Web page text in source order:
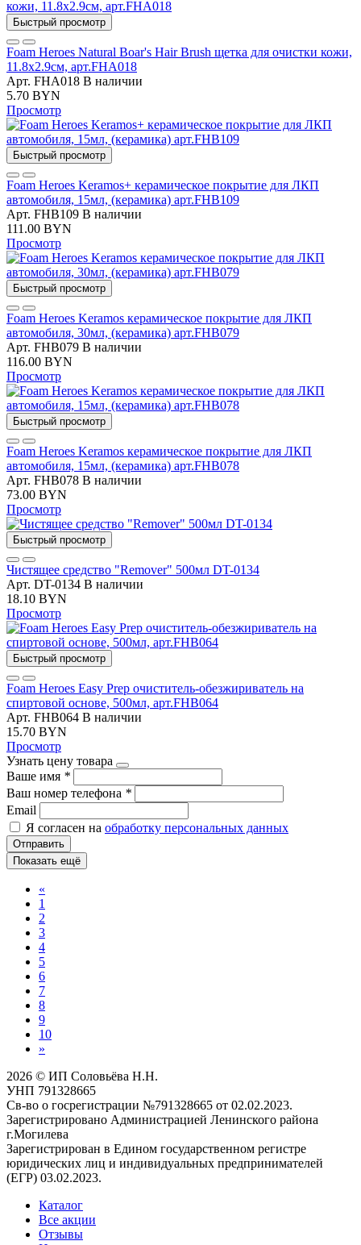
Быстрый просмотр
Foam Heroes Natural Boar's Hair Brush щетка для очистки кожи,
11.8x2.9см, арт.FHA018
Арт. FHA018 В наличии
5.70 BYN
Просмотр
Быстрый просмотр
Foam Heroes Keramos+ керамическое покрытие для ЛКП
автомобиля, 15мл, (керамика) арт.FHB109
Арт. FHB109 В наличии
111.00 BYN
Просмотр
Быстрый просмотр
Foam Heroes Keramos керамическое покрытие для ЛКП
автомобиля, 30мл, (керамика) арт.FHB079
Арт. FHB079 В наличии
116.00 BYN
Просмотр
Быстрый просмотр
Foam Heroes Keramos керамическое покрытие для ЛКП
автомобиля, 15мл, (керамика) арт.FHB078
Арт. FHB078 В наличии
73.00 BYN
Просмотр
Быстрый просмотр
Чистящее средство "Remover" 500мл DT-0134
Арт. DT-0134 В наличии
18.10 BYN
Просмотр
Быстрый просмотр
Foam Heroes Easy Prep очиститель-обезжириватель на
спиртовой основе, 500мл, арт.FHB064
Арт. FHB064 В наличии
15.70 BYN
Просмотр
Узнать цену товара
Ваше имя *
Ваш номер телефона *
Email
Я согласен на обработку персональных данных
Отправить
Показать ещё
«
1
2
3
4
5
6
7
8
9
10
»
2026 © ИП Соловьёва Н.Н.
УНП 791328665
Св-во о госрегистрации №791328665 от 02.02.2023.
Зарегистрировано Администрацией Ленинского района
г.Могилева
Зарегистрирован в Едином государственном регистре
юридических лиц и индивидуальных предпринимателей
(ЕГР) 03.02.2023.
Каталог
Все акции
Отзывы